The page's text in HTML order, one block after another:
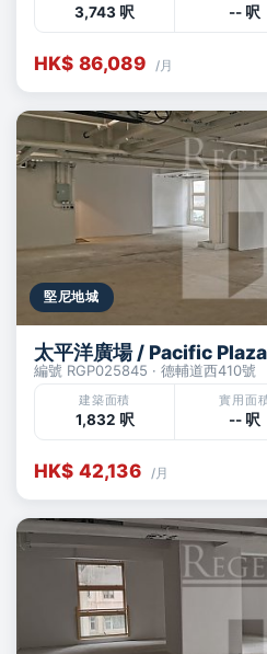
3,743 呎 -- 呎
HK$ 86,089 /月
堅尼地城
太平洋廣場 / Pacific Plaza
編號 RGP025845 · 德輔道西410號
建築面積
1,832 呎
實用面
-- 呎
HK$ 42,136 /月